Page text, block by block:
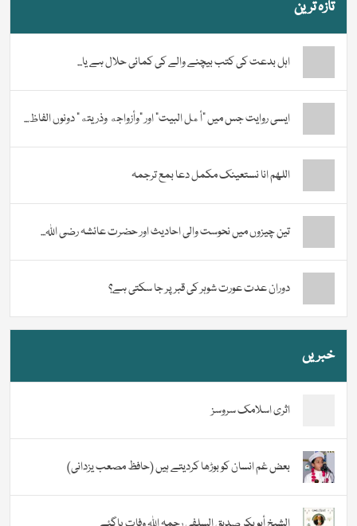
تازہ ترین
اہل بدعت کی کتب بیچنے والے کی کمائی حلال ہے یا...
ایسی روایت جس میں “أهل البيت” اور “وأزواجه وذريته” دونوں الفاظ...
اللھم انا نستعینک مکمل دعا بمع ترجمہ
تین چیزوں میں نحوست والی احادیث اور حضرت عائشہ رضی اللہ...
دوران عدت عورت شوہر کی قبر پر جا سکتی ہے؟
خبریں
اثری اسلامک سروسز
بعض غم انسان کو بوڑھا کردیتے ہیں (حافظ مصعب یزدانی)